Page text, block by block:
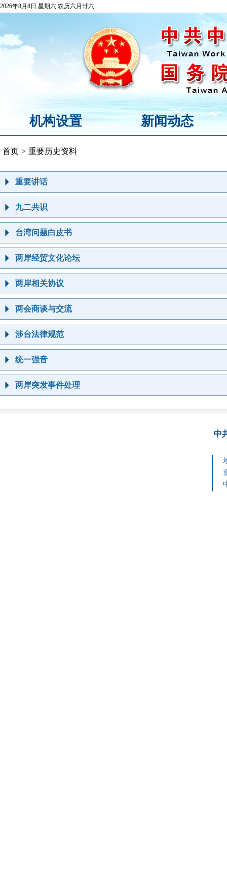
2026年8月8日 星期六 农历六月廿六
机构设置 新闻动态
首页 > 重要历史资料
重要讲话
九二共识
台湾问题白皮书
两岸经贸文化论坛
两岸相关协议
两会商谈与交流
涉台法律规范
统一强音
两岸突发事件处理
中